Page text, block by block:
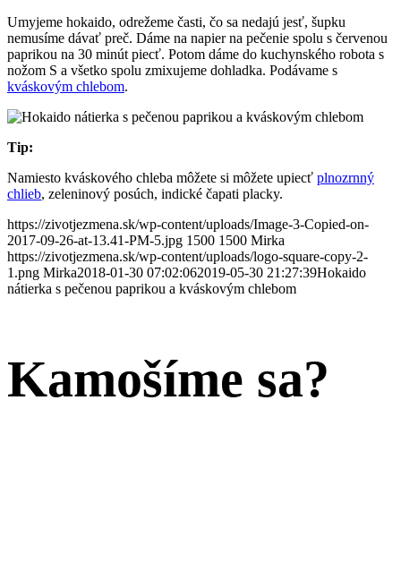
Umyjeme hokaido, odrežeme časti, čo sa nedajú jesť, šupku
nemusíme dávať preč. Dáme na napier na pečenie spolu s červenou
paprikou na 30 minút piecť. Potom dáme do kuchynského robota s
nožom S a všetko spolu zmixujeme dohladka. Podávame s
kváskovým chlebom.
Tip:
Namiesto kváskového chleba môžete si môžete upiecť plnozrnný
chlieb, zeleninový posúch, indické čapati placky.
https://zivotjezmena.sk/wp-content/uploads/Image-3-Copied-on-
2017-09-26-at-13.41-PM-5.jpg 1500 1500 Mirka
https://zivotjezmena.sk/wp-content/uploads/logo-square-copy-2-
1.png Mirka2018-01-30 07:02:062019-05-30 21:27:39Hokaido
nátierka s pečenou paprikou a kváskovým chlebom
Kamošíme sa?